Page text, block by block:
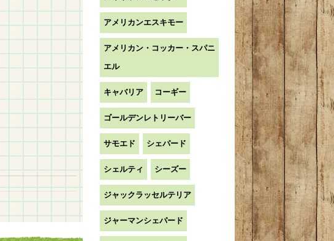
アメリカンエスキモー
アメリカン・コッカー・スパニ
エル
キャバリア コーギー
ゴールデンレトリーバー
サモエド シェパード
シェルティ シーズー
ジャックラッセルテリア
ジャーマンシェパード